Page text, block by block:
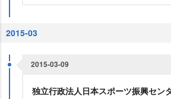
2015-03
2015-03-09
独立行政法人日本スポーツ振興セン